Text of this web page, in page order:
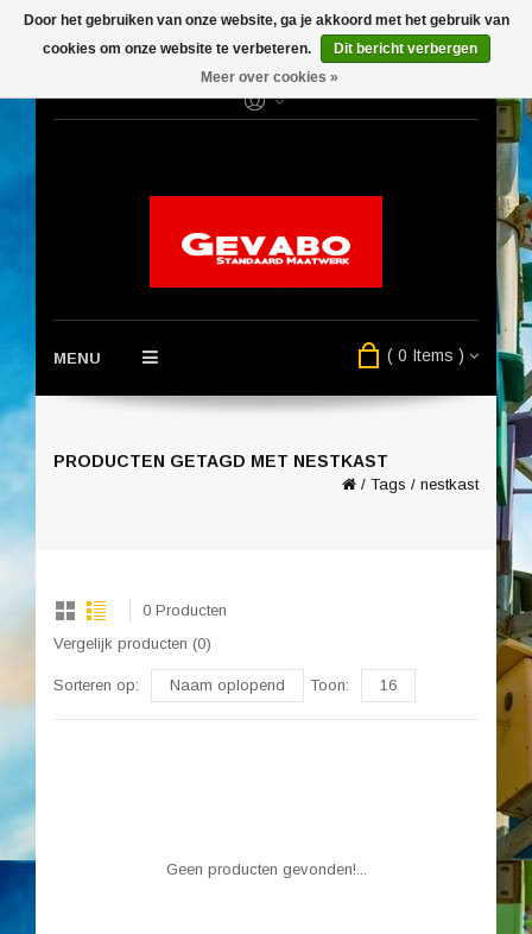
MENU ( 0 Items )
PRODUCTEN GETAGD MET NESTKAST
/ Tags / nestkast
0 Producten
Vergelijk producten (0)
Sorteren op: Naam oplopend Toon: 16
Geen producten gevonden!...
Door het gebruiken van onze website, ga je akkoord met het gebruik van
cookies om onze website te verbeteren.
Dit bericht verbergen
Meer over cookies »